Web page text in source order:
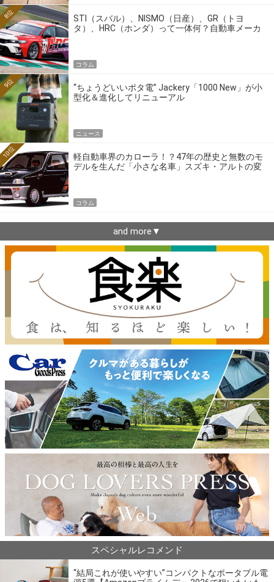
STI（スバル）、NISMO（日産）、GR（トヨ
タ）、HRC（ホンダ）って一体何？自動車メーカ
8位
コラム
“ちょうどいいポタ電” Jackery「1000 New」が小
型化＆進化してリニューアル
9位
ニュース
軽自動車界のカローラ！？47年の歴史と無数のモ
デルを生んだ「小さな名車」スズキ・アルトの変
10位
コラム
and more▼
スペシャルレコメンド
“結局これが使いやすい”コンパクトなポータブル電